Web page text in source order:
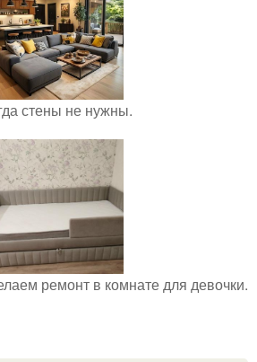
стены не нужны.
ремонт в комнате для девочки.